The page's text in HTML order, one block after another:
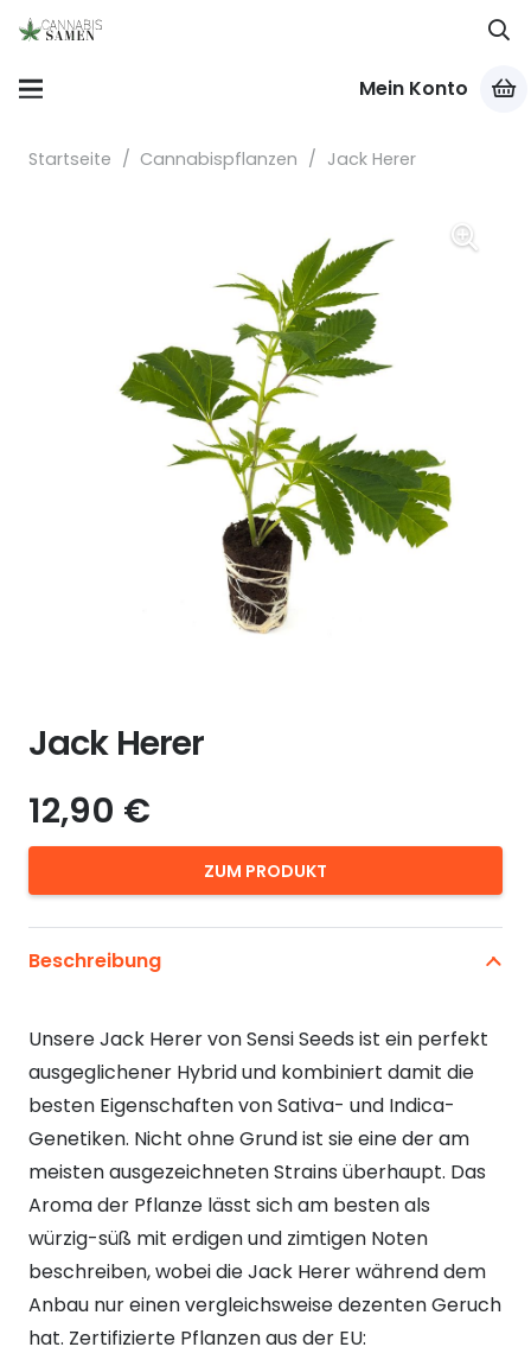
Mein Konto
Startseite / Cannabispflanzen / Jack Herer
Jack Herer
12,90 €
ZUM PRODUKT
Beschreibung
Unsere Jack Herer von Sensi Seeds ist ein perfekt
ausgeglichener Hybrid und kombiniert damit die
besten Eigenschaften von Sativa- und Indica-
Genetiken. Nicht ohne Grund ist sie eine der am
meisten ausgezeichneten Strains überhaupt. Das
Aroma der Pflanze lässt sich am besten als
würzig-süß mit erdigen und zimtigen Noten
beschreiben, wobei die Jack Herer während dem
Anbau nur einen vergleichsweise dezenten Geruch
hat. Zertifizierte Pflanzen aus der EU: